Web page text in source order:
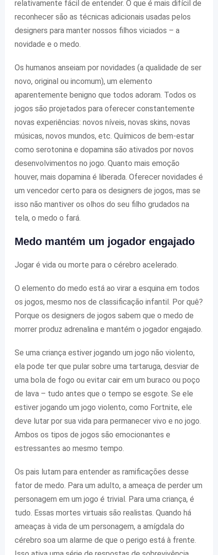
relativamente fácil de entender. O que é mais difícil de
reconhecer são as técnicas adicionais usadas pelos
designers para manter nossos filhos viciados – a
novidade e o medo.
Os humanos anseiam por novidades (a qualidade de ser
novo, original ou incomum), um elemento
aparentemente benigno que todos adoram. Todos os
jogos são projetados para oferecer constantemente
novas experiências: novos níveis, novas skins, novas
músicas, novos mundos, etc. Químicos de bem-estar
como serotonina e dopamina são ativados por novos
desenvolvimentos no jogo. Quanto mais emoção
houver, mais dopamina é liberada. Oferecer novidades é
um vencedor certo para os designers de jogos, mas se
isso não mantiver os olhos do seu filho grudados na
tela, o medo o fará.
Medo mantém um jogador engajado
Jogar é vida ou morte para o cérebro acelerado.
O elemento do medo está ao virar a esquina em todos
os jogos, mesmo nos de classificação infantil. Por quê?
Porque os designers de jogos sabem que o medo de
morrer produz adrenalina e mantém o jogador engajado.
Se uma criança estiver jogando um jogo não violento,
ela pode ter que pular sobre uma tartaruga, desviar de
uma bola de fogo ou evitar cair em um buraco ou poço
de lava – tudo antes que o tempo se esgote. Se ele
estiver jogando um jogo violento, como Fortnite, ele
deve lutar por sua vida para permanecer vivo e no jogo.
Ambos os tipos de jogos são emocionantes e
estressantes ao mesmo tempo.
Os pais lutam para entender as ramificações desse
fator de medo. Para um adulto, a ameaça de perder um
personagem em um jogo é trivial. Para uma criança, é
tudo. Essas mortes virtuais são realistas. Quando há
ameaças à vida de um personagem, a amígdala do
cérebro soa um alarme de que o perigo está à frente.